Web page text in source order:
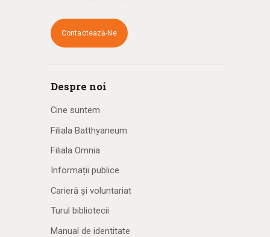
Contactează-Ne
Despre noi
Cine suntem
Filiala Batthyaneum
Filiala Omnia
Informații publice
Carieră și voluntariat
Turul bibliotecii
Manual de identitate